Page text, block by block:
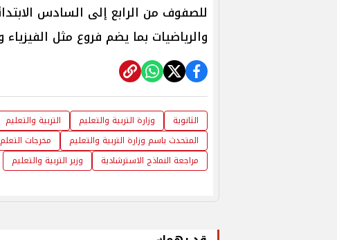
للصفوف من الرابع إلى السادس
والرياضيات بما يضم فروع مثل الفيزياء
الثانوية وزارة التربية والتعليم التربية والتعليم
المتحدث باسم وزارة التربية والتعليم
مخرجات التعلم
مراجعة النماذج الاسترشادية
وزير التربية والتعليم